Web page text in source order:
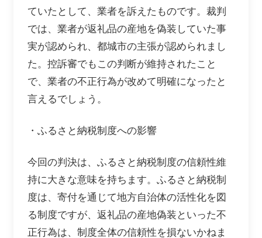
ていたとして、業者を訴えたものです。裁判
では、業者が返礼品の産地を偽装していた事
実が認められ、都城市の主張が認められまし
た。控訴審でもこの判断が維持されたこと
で、業者の不正行為が改めて明確になったと
言えるでしょう。
・ふるさと納税制度への影響
今回の判決は、ふるさと納税制度の信頼性維
持に大きな意味を持ちます。ふるさと納税制
度は、寄付を通じて地方自治体の活性化を図
る制度ですが、返礼品の産地偽装といった不
正行為は、制度全体の信頼性を損ないかねま